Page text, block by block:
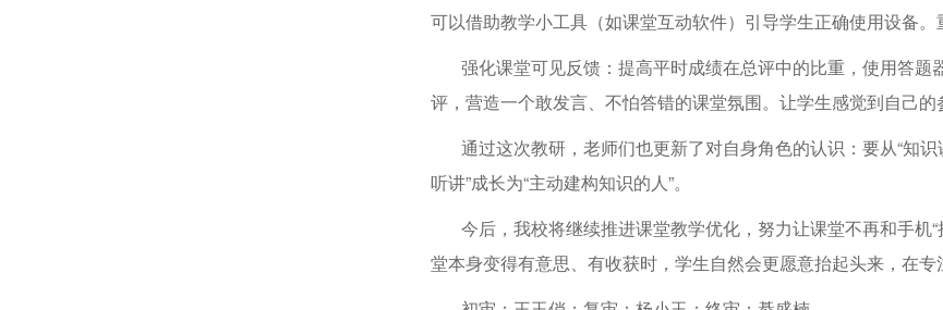
可以借助教学小工具（如课堂互动软件）引导学生正确使用设备。
强化课堂可见反馈：提高平时成绩在总评中的比重，使用答
评，营造一个敢发言、不怕答错的课堂氛围。让学生感觉到自己的
通过这次教研，老师们也更新了对自身角色的认识：要从“知
听讲”成长为“主动建构知识的人”。
今后，我校将继续推进课堂教学优化，努力让课堂不再和手机
堂本身变得有意思、有收获时，学生自然会更愿意抬起头来，在专